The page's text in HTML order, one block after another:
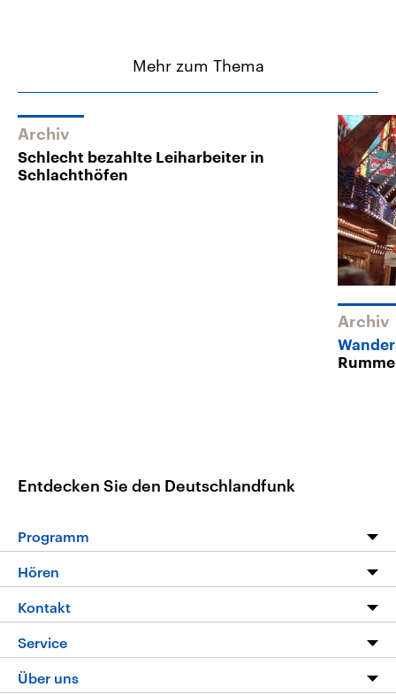
Mehr zum Thema
Archiv
Schlecht bezahlte Leiharbeiter in
Schlachthöfen
Archiv
Entdecken Sie den Deutschlandfunk
Programm
Programm
Die Nachrichten
Nachrichtenleicht
Neue Beiträge auf dlf.de
Hören
Livestream
Podcasts
Deutschlandfunk App
Kontakt
Hörerservice
Service
FAQ
Über uns